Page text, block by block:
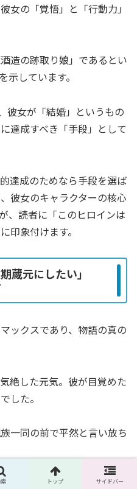
女の「覚悟」と「行動力」
造の跡取り娘」であるとい
示しています。
彼女が「結婚」というもの
達成すべき「手段」として
達成のためなら手段を選ば
彼女のキャラクターの核心
、読者に「このヒロインは
印象付けます。
蔵元にしたい」
ックスであり、物語の真の
絶した元気。彼が目覚めた
した。
一同の前で平然と言い放ち
」し、さらに「彼を鮎原酒
トップ サイドバー